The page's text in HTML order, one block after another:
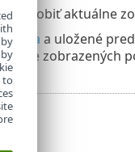
aktuálne
filtra a uložené
zobrazených
to